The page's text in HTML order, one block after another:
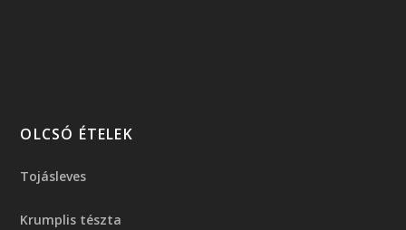
OLCSÓ ÉTELEK
Tojásleves
Krumplis tészta